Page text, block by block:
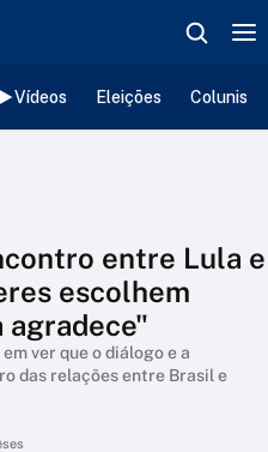
Vídeos Eleições
entre Lula e
escolhem
agradece"
ver que o diálogo e a
das relações entre Brasil e